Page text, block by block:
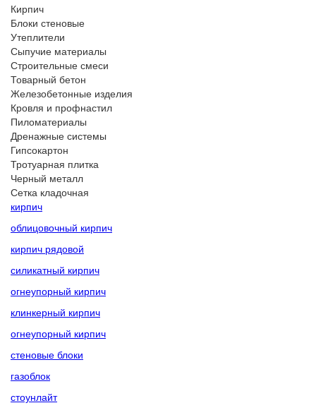
Кирпич
Блоки стеновые
Утеплители
Сыпучие материалы
Строительные смеси
Товарный бетон
Железобетонные изделия
Кровля и профнастил
Пиломатериалы
Дренажные системы
Гипсокартон
Тротуарная плитка
Черный металл
Сетка кладочная
кирпич
облицовочный кирпич
кирпич рядовой
силикатный кирпич
огнеупорный кирпич
клинкерный кирпич
огнеупорный кирпич
стеновые блоки
газоблок
стоунлайт